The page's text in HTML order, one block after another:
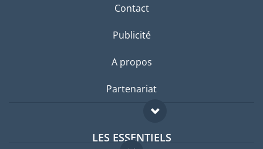
Contact
Publicité
A propos
Partenariat
LES ESSENTIELS